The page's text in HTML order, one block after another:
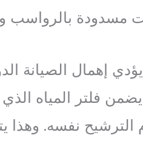
مسدودة بالرواسب
إهمال الصيانة
يضمن فلتر المياه
الترشيح نفسه. وهذا